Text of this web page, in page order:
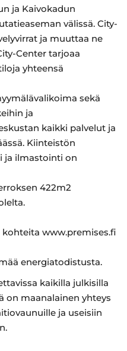
ja Kaivokadun
välissä. City-
ja muuttaa ne
Center tarjoaa
yhteensä
sekä
ja
kaikki palvelut ja
Kiinteistön
ja ilmastointi on
422m2
kohteita www.premises.fi
energiatodistusta.
kaikilla julkisilla
on maanalainen yhteys
ja useisiin